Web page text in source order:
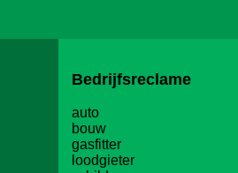
Bedrijfsreclame
auto
bouw
gasfitter
loodgieter